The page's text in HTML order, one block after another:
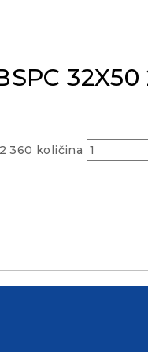
360 količina